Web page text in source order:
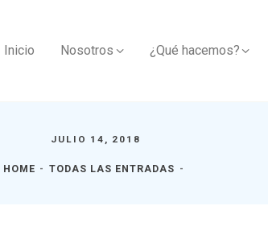
Inicio Nosotros ¿Qué hacemos?
JULIO 14, 2018
HOME TODAS LAS ENTRADAS